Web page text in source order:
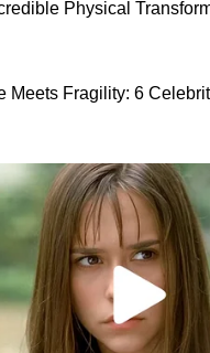
தமிழ்-ஐ உங்கள்